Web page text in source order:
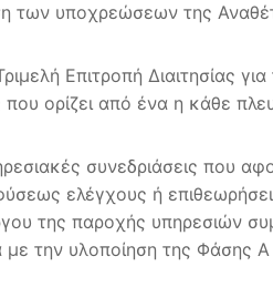
των υποχρεώσεων της
Επιτροπή Διαιτησίας
ορίζει από ένα η κάθε
συνεδριάσεις που
ελέγχους ή
της παροχής υπηρεσιών
με την υλοποίηση της Φάσης Α